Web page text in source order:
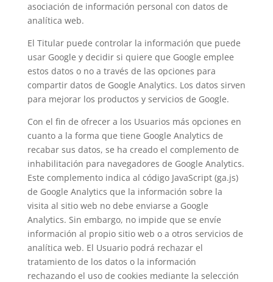
asociación de información personal con datos de
analítica web.
El Titular puede controlar la información que puede
usar Google y decidir si quiere que Google emplee
estos datos o no a través de las opciones para
compartir datos de Google Analytics. Los datos sirven
para mejorar los productos y servicios de Google.
Con el fin de ofrecer a los Usuarios más opciones en
cuanto a la forma que tiene Google Analytics de
recabar sus datos, se ha creado el complemento de
inhabilitación para navegadores de Google Analytics.
Este complemento indica al código JavaScript (ga.js)
de Google Analytics que la información sobre la
visita al sitio web no debe enviarse a Google
Analytics. Sin embargo, no impide que se envíe
información al propio sitio web o a otros servicios de
analítica web. El Usuario podrá rechazar el
tratamiento de los datos o la información
rechazando el uso de cookies mediante la selección